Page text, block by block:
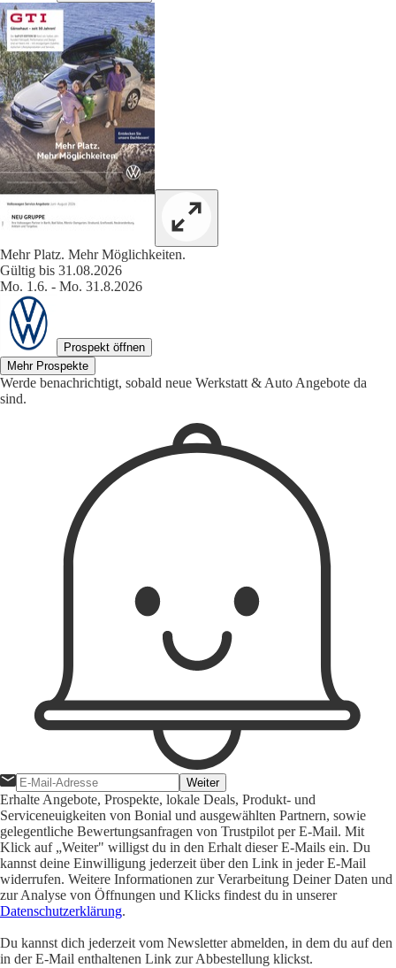
Mehr Platz. Mehr Möglichkeiten.
Gültig bis 31.08.2026
Mo. 1.6. - Mo. 31.8.2026
Prospekt öffnen
Mehr Prospekte
Werde benachrichtigt, sobald neue Werkstatt & Auto Angebote da
sind.
Weiter
Erhalte Angebote, Prospekte, lokale Deals, Produkt- und
Serviceneuigkeiten von Bonial und ausgewählten Partnern, sowie
gelegentliche Bewertungsanfragen von Trustpilot per E-Mail. Mit
Klick auf „Weiter" willigst du in den Erhalt dieser E-Mails ein. Du
kannst deine Einwilligung jederzeit über den Link in jeder E-Mail
widerrufen. Weitere Informationen zur Verarbeitung Deiner Daten und
zur Analyse von Öffnungen und Klicks findest du in unserer
Datenschutzerklärung.
Du kannst dich jederzeit vom Newsletter abmelden, in dem du auf den
in der E-Mail enthaltenen Link zur Abbestellung klickst.